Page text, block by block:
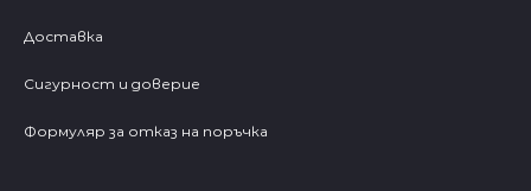
Доставка
Сигурност и доверие
Формуляр за отказ на поръчка